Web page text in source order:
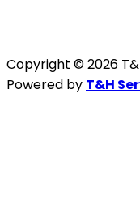
Copyright © 2026
Powered by T&H